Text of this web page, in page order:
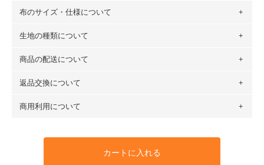
布のサイズ・仕様について
布の長さは50cm単位での販売になります。
場合 → 購入数量「7」
生地の種類について
・現在、すべてのデザインのプリントに使用している生地は
ットン（ダブルガーゼ）・100％コットン（ローン）・コッ
トンリネン（ビエラ織）・100％コットン（ツイル）・
100％コットン（キャンバス・11号帆布）です。
生地見本サンプル（無料）を購入する
商品の配送について
・ネコポスでの配送は、布は2mまで型紙は2個までとなりま
も送料の表示が600円となり宅急便での配送となります。
となります。
※万が一、検品時に不備が見つかった場合は、4～5営業日後
返品交換について
・布はご注文後に注文数量のみをプリントするため、
購入後
や用尺をお間違えのないようお願いします。思っていた色味
と違う、などの理由での返品は承れません。予めご了承くだ
商用利用について
利用いただけます。「nunocoto fabric使用」といった記載
カートに入れる